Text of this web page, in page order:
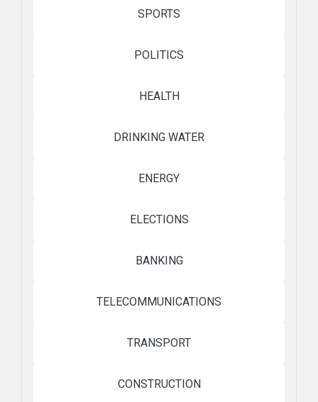
SPORTS
POLITICS
HEALTH
DRINKING WATER
ENERGY
ELECTIONS
BANKING
TELECOMMUNICATIONS
TRANSPORT
CONSTRUCTION